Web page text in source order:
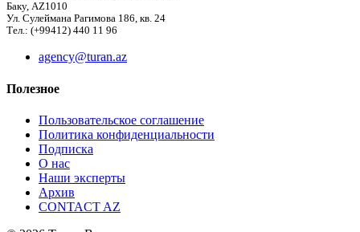
Баку, AZ1010
Ул. Сулеймана Рагимова 186, кв. 24
Тел.: (+99412) 440 11 96
agency@turan.az
Полезное
Пользовательское соглашение
Политика конфиденциальности
Подписка
О нас
Наши эксперты
Архив
CONTACT AZ